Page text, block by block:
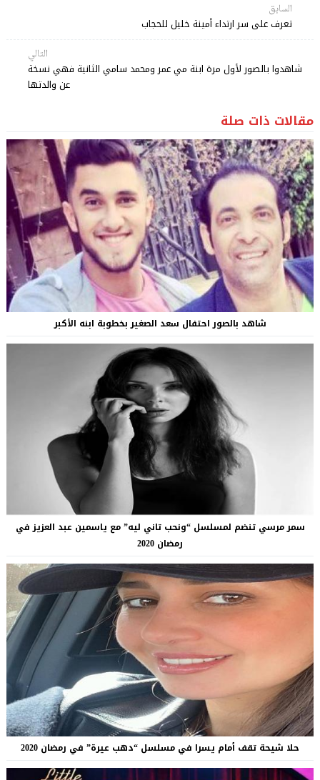
السابق
تعرف على سر ارتداء أمينة خليل للحجاب
التالي
شاهدوا بالصور لأول مرة ابنة مي عمر ومحمد سامي الثانية فهي نسخة
عن والدتها
مقالات ذات صلة
شاهد بالصور احتفال سعد الصغير بخطوبة ابنه الأكبر
سمر مرسي تنضم لمسلسل “ونحب تاني ليه” مع ياسمين عبد العزيز في
رمضان 2020
حلا شيحة تقف أمام يسرا في مسلسل “دهب عيرة” في رمضان 2020